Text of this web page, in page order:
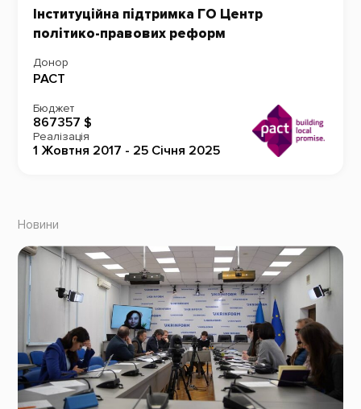
Інституційна підтримка ГО Центр
політико-правових реформ
Донор
PACT
Бюджет
867357 $
Реалізація
1 Жовтня 2017 - 25 Січня 2025
Новини